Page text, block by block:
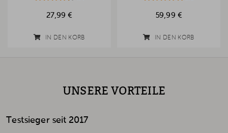
27,99 €
IN DEN KORB
59,99 €
IN DEN KORB
UNSERE VORTEILE
Testsieger seit 2017